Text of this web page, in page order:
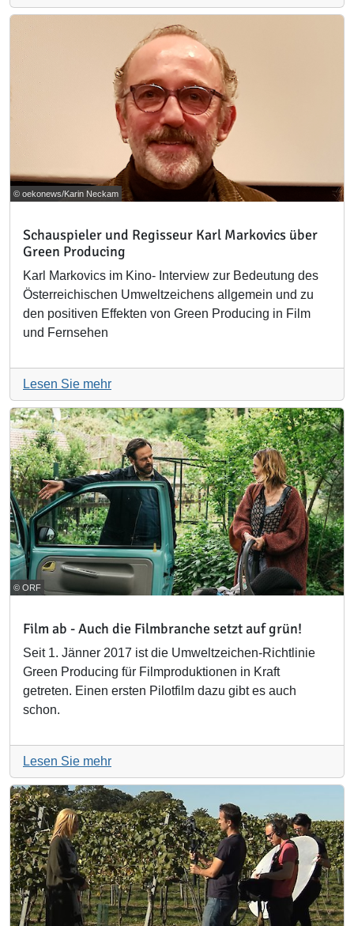
© oekonews/Karin Neckam
Schauspieler und Regisseur Karl Markovics über
Green Producing
Karl Markovics im Kino- Interview zur Bedeutung des
Österreichischen Umweltzeichens allgemein und zu
den positiven Effekten von Green Producing in Film
und Fernsehen
Lesen Sie mehr
© ORF
Film ab - Auch die Filmbranche setzt auf grün!
Seit 1. Jänner 2017 ist die Umweltzeichen-Richtlinie
Green Producing für Filmproduktionen in Kraft
getreten. Einen ersten Pilotfilm dazu gibt es auch
schon.
Lesen Sie mehr